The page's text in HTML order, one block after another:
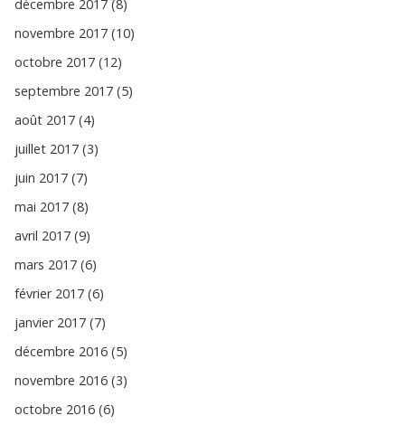
décembre 2017 (8)
novembre 2017 (10)
octobre 2017 (12)
septembre 2017 (5)
août 2017 (4)
juillet 2017 (3)
juin 2017 (7)
mai 2017 (8)
avril 2017 (9)
mars 2017 (6)
février 2017 (6)
janvier 2017 (7)
décembre 2016 (5)
novembre 2016 (3)
octobre 2016 (6)